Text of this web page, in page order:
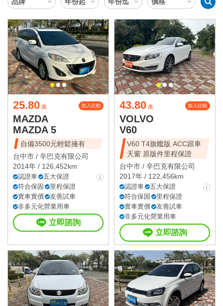
25.80 萬 加入比較
MAZDA
MAZDA 5
自備3500元輕鬆擁有
台中市 / 辛巴克有限公司
2014年 / 126,452km
認證車
五大保證
符合保固
里程保證
實車實價
友善試車
非多元化營業用車
立即諮詢
43.80 萬 加入比較
VOLVO
V60
V60 T4旗艦版 ACC跟車
天窗 原版件里程保證
台中市 / 辛巴克有限公司
2017年 / 122,456km
認證車
五大保證
符合保固
里程保證
實車實價
友善試車
非多元化營業用車
立即諮詢